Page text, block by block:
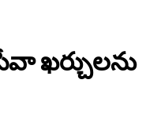
ఖర్చులను